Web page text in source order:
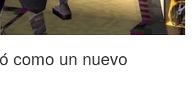
como un nuevo